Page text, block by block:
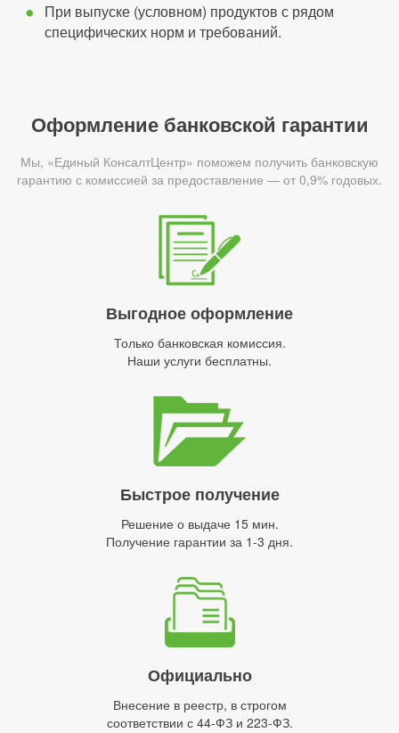
При выпуске (условном) продуктов с рядом
специфических норм и требований.
Оформление банковской гарантии
Мы, «Единый КонсалтЦентр» поможем получить банковскую
гарантию с комиссией за предоставление — от 0,9% годовых.
Выгодное оформление
Только банковская комиссия.
Наши услуги бесплатны.
Быстрое получение
Решение о выдаче 15 мин.
Получение гарантии за 1-3 дня.
Официально
Внесение в реестр, в строгом
соответствии с 44-ФЗ и 223-ФЗ.